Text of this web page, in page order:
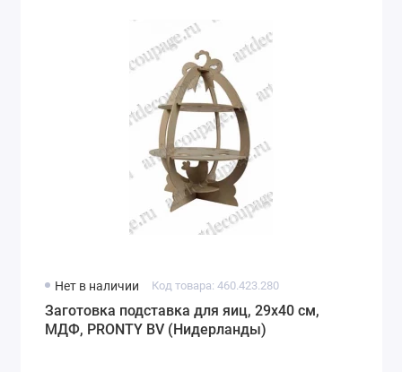
Нет в наличии Код товара: 460.423.280
Заготовка подставка для яиц, 29х40 см,
МДФ, PRONTY BV (Нидерланды)